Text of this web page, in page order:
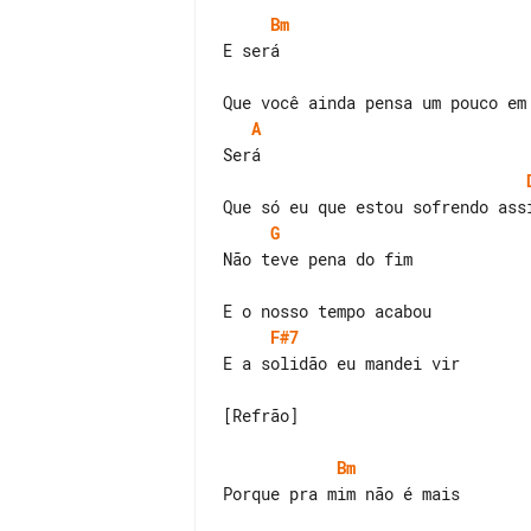
Bm
E será
A
G
Não teve pena do fim
F#7
E a solidão eu mandei vir
[Refrão]
Bm
Porque pra mim não é mais